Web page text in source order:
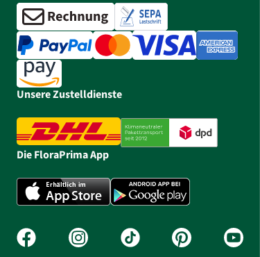
Unsere Zustelldienste
Die FloraPrima App